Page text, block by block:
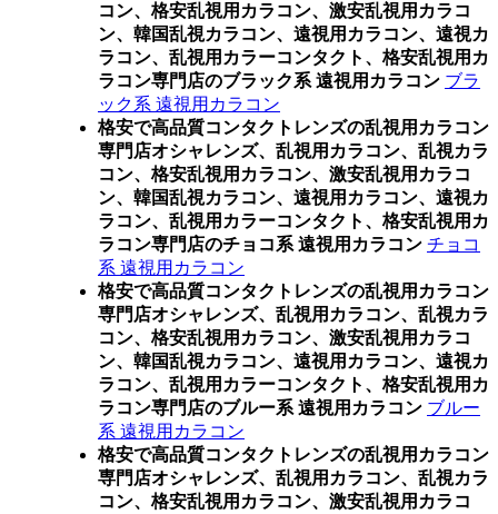
コン、格安乱視用カラコン、激安乱視用カラコ
ン、韓国乱視カラコン、遠視用カラコン、遠視カ
ラコン、乱視用カラーコンタクト、格安乱視用カ
ラコン専門店のブラック系 遠視用カラコン ブラ
ック系 遠視用カラコン
格安で高品質コンタクトレンズの乱視用カラコン
専門店オシャレンズ、乱視用カラコン、乱視カラ
コン、格安乱視用カラコン、激安乱視用カラコ
ン、韓国乱視カラコン、遠視用カラコン、遠視カ
ラコン、乱視用カラーコンタクト、格安乱視用カ
ラコン専門店のチョコ系 遠視用カラコン チョコ
系 遠視用カラコン
格安で高品質コンタクトレンズの乱視用カラコン
専門店オシャレンズ、乱視用カラコン、乱視カラ
コン、格安乱視用カラコン、激安乱視用カラコ
ン、韓国乱視カラコン、遠視用カラコン、遠視カ
ラコン、乱視用カラーコンタクト、格安乱視用カ
ラコン専門店のブルー系 遠視用カラコン ブルー
系 遠視用カラコン
格安で高品質コンタクトレンズの乱視用カラコン
専門店オシャレンズ、乱視用カラコン、乱視カラ
コン、格安乱視用カラコン、激安乱視用カラコ